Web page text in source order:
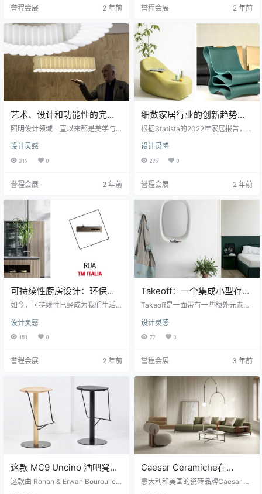
的愿望。 法国巴黎时尚家居设计展
名，展示了一系列设计，生动地捕
捉了地中海的本质。强调真正的工
艺，鲜艳的色彩和无限的创意，这
些趋势正在重新定义我们的生活空
间，为其注入新鲜、阳光普照的空
誉程会展 2 年前
它们在不同环境下的应用，值得我
种明亮、充满活力的颜色，常常被
用来传达温暖、活力和欢乐的情
感。它是太阳的象征，充满了生气
和希望。黄色可以让人联想到温暖
的阳光、成熟的谷物和愉快的笑
声。在家居设计…
誉程会展 2 年前
艺术、设计和功能性的完美
结合：丹麦设计师Felicia
照明设计领域一直以来都是美学与
cia Arvid近期与Foscarini的合作则
为这一领域带来了令人耳目一新的
我们带来了一个全新的照明世界。 F
料与功能完美结合。Foscarini这一
知名的照明设计品牌与她的合作，
为照明界带来了一…
设计灵感
317 0
誉程会展 2 年前
细数家居行业的创新趋势：
3D打印与生成设计
根据Statista的2022年家居报告，
大创新趋势，而且理由充分。3D打
印，也被称为增材制造，虽然不是
子，这项技术一直在不断给我们带
用令人瞩目。它的革命性之处在
于，它能够为设计师们提供前所未
有的自由度。通过3D打印，设计师
可以实现复杂的结构和精美的纹
理，这是传统加工方法无…
设计灵感
295 0
誉程会展 2 年前
可持续性厨房设计：环保材
料与生产方法的未来
如今，可持续性已经成为我们生活
是一种"绿色洗脑"，但在购买决策中
它已经成为一个至关重要的因素。
等，指出可持续性话题的参与度在
0年）中明显更高。这也就意味着未
来的消费者。 设计领域一直关注着
各种形式的福祉，尤其是厨房领…
设计灵感
151 0
誉程会展 2 年前
Takeoff：一个集成小型存储
空间的壁镜
Takeoff是一面带有一些额外元素的
akeoff 具有它们和普通大厅镜子所
没有的东西：临时存放空间。 由总
Verena Kühn 的二人组）设计，Tak
唇缘来存放小物品。 这面漂浮的镜
子隐藏着一个柔和的光源和一个US
B接口，大概意味着…
设计灵感
77 0
誉程会展 3 年前
这款 MC9 Uncino 酒吧凳的
杀手级设计细节
这款由 Ronan & Erwan Bouroullec
Caesar Ceramiche在
Clerkenwell设计周推出
意大利和美国的瓷砖品牌Caesar Ce